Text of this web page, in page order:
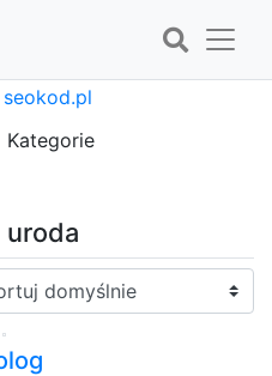
Kategorie
uroda